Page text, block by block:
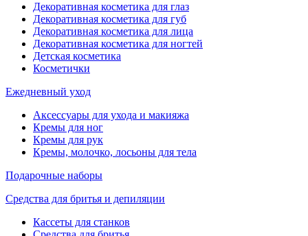
Декоративная косметика для глаз
Декоративная косметика для губ
Декоративная косметика для лица
Декоративная косметика для ногтей
Детская косметика
Косметички
Ежедневный уход
Аксессуары для ухода и макияжа
Кремы для ног
Кремы для рук
Кремы, молочко, лосьоны для тела
Подарочные наборы
Средства для бритья и депиляции
Кассеты для станков